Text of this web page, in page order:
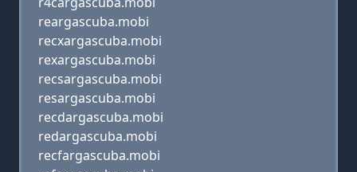
reargascuba.mobi
recxargascuba.mobi
rexargascuba.mobi
recsargascuba.mobi
resargascuba.mobi
recdargascuba.mobi
redargascuba.mobi
recfargascuba.mobi